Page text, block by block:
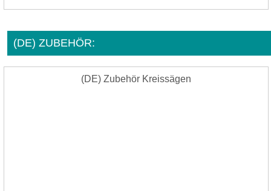
(DE) ZUBEHÖR:
(DE) Zubehör Kreissägen